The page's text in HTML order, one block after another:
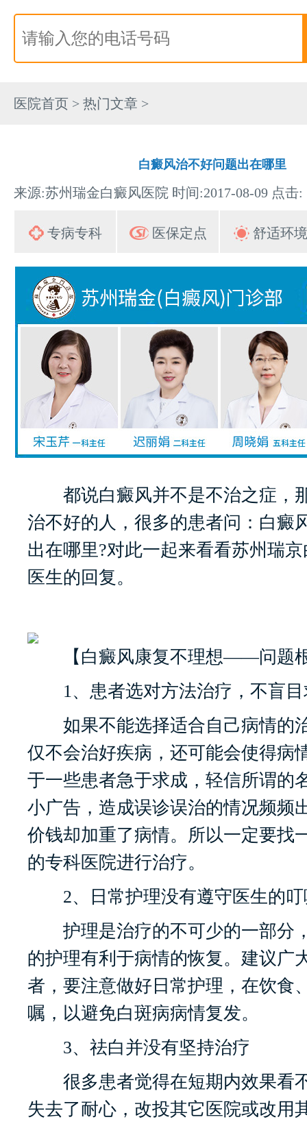
医院首页 > 热门文章 >
白癜风治不好问题出在哪里
来源:苏州瑞金白癜风医院 时间:2017-08-09 点击:
专病专科 医保定点 舒适环境
都说白癜风并不是不治之症，
治不好的人，很多的患者问：白癜
出在哪里?对此一起来看看苏州瑞
医生的回复。
【白癜风康复不理想——问题
1、患者选对方法治疗，不盲目
如果不能选择适合自己病情的
仅不会治好疾病，还可能会使得病
于一些患者急于求成，轻信所谓的
小广告，造成误诊误治的情况频频
价钱却加重了病情。所以一定要找
的专科医院进行治疗。
2、日常护理没有遵守医生的叮
护理是治疗的不可少的一部分
的护理有利于病情的恢复。建议广
者，要注意做好日常护理，在饮食
嘱，以避免白斑病病情复发。
3、祛白并没有坚持治疗
很多患者觉得在短期内效果看
失去了耐心，改投其它医院或改用